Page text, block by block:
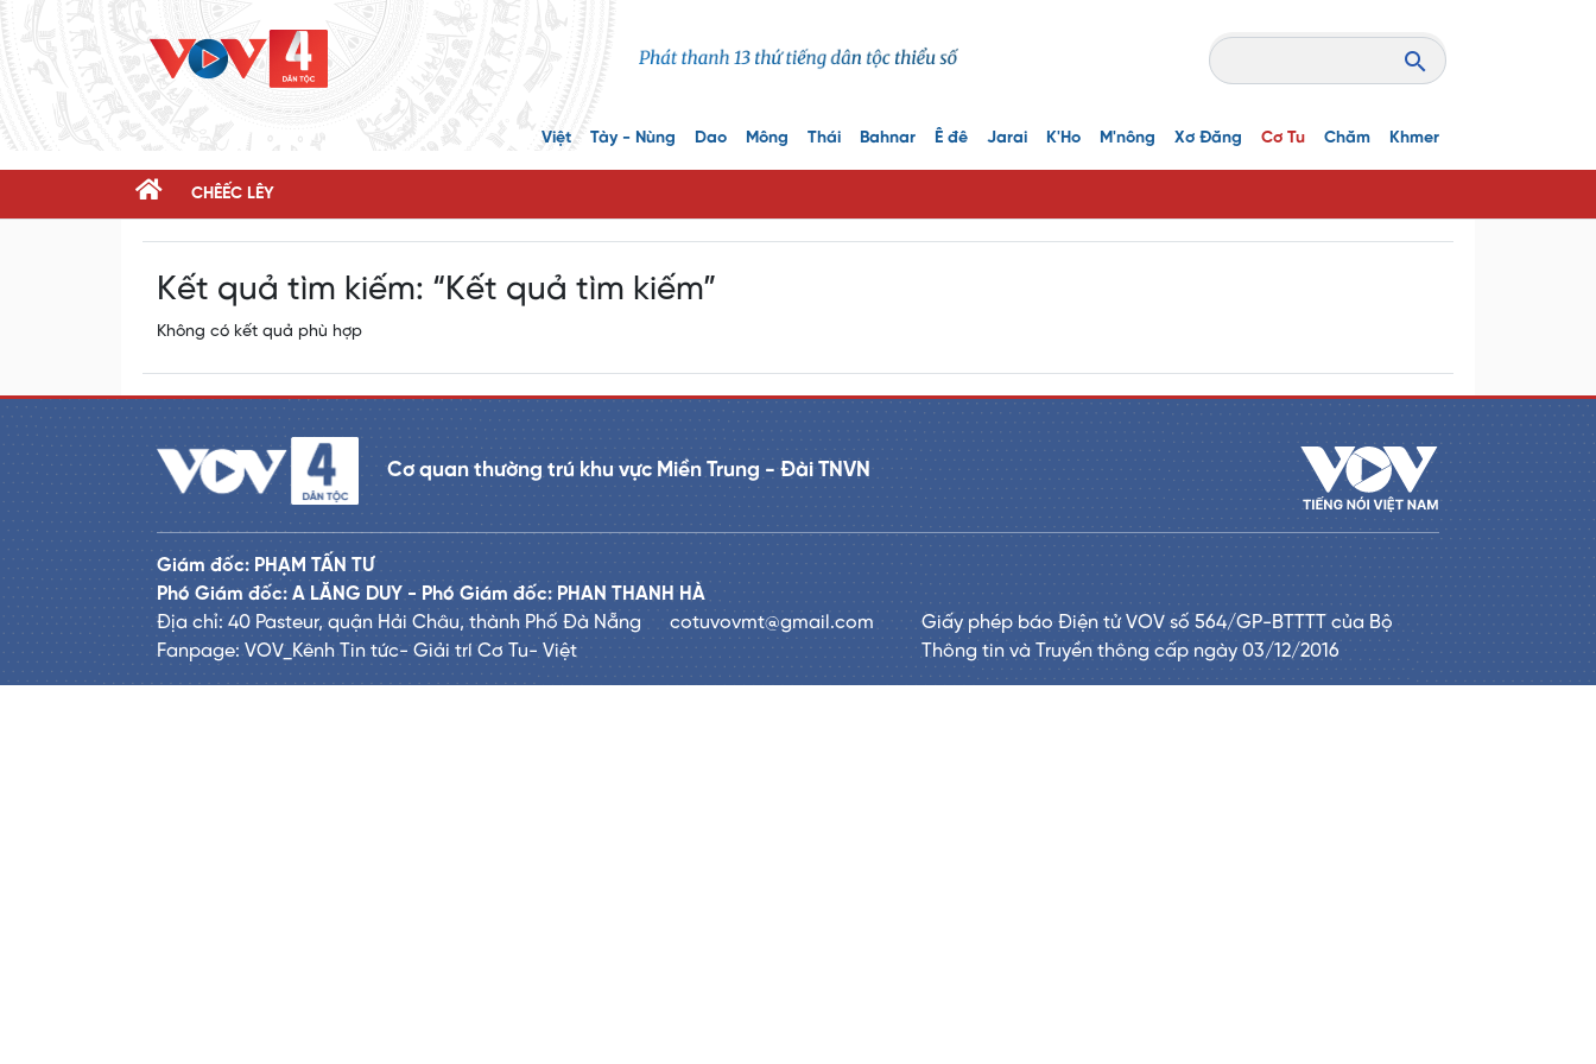
Việt Tày - Nùng Dao Mông Thái Bahnar Ê đê Jarai K'Ho M'nông Xơ Đăng Cơ Tu Chăm Khmer
CHÊẾC LÊY
Kết quả tìm kiếm: “Kết quả tìm kiếm”
Không có kết quả phù hợp
Cơ quan thường trú khu vực Miền Trung - Đài TNVN
Giám đốc: PHẠM TẤN TƯ
Phó Giám đốc: A LĂNG DUY - Phó Giám đốc: PHAN THANH HÀ
Địa chỉ: 40 Pasteur, quận Hải Châu, thành Phố Đà Nẵng
cotuvovmt@gmail.com
Fanpage: VOV_Kênh Tin tức- Giải trí Cơ Tu- Việt
Giấy phép báo Điện tử VOV số 564/GP-BTTTT của Bộ
Thông tin và Truyền thông cấp ngày 03/12/2016